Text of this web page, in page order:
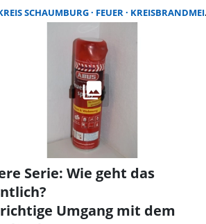
auch in den kommenden Jahren
fortzuführen“. Grote dankte für
aller Feuerwehrleute im
sowie für die enge Zusammenarbeit
zahlreichen Partnern.
SCHAUMBURG FEUER KREISBRANDMEISTER
Serie: Wie geht das
Umgang mit dem